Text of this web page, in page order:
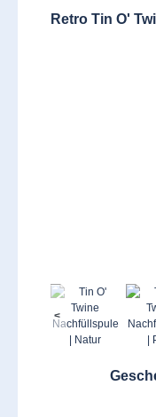
Retro Tin O'
<